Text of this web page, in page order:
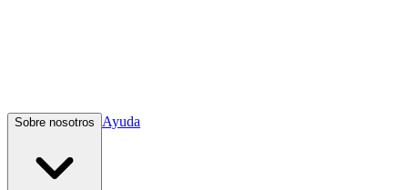
Sobre nosotros Ayuda